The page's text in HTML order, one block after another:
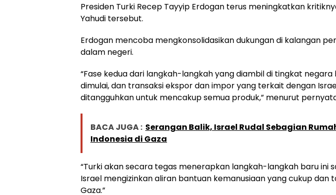
Presiden Turki Recep Tayyip Erdogan terus meningkatkan
Yahudi tersebut.
Erdogan mencoba mengkonsolidasikan dukungan di kalangan
dalam negeri.
“Fase kedua dari langkah-langkah yang diambil di tingkat
dimulai, dan transaksi ekspor dan impor yang terkait dengan
ditangguhkan untuk mencakup semua produk,” menurut
BACA JUGA : Serangan Balik, Israel Rudal Sebagian
Indonesia di Gaza
“Turki akan secara tegas menerapkan langkah-langkah baru ini
Israel mengizinkan aliran bantuan kemanusiaan yang cukup dan
Gaza.”